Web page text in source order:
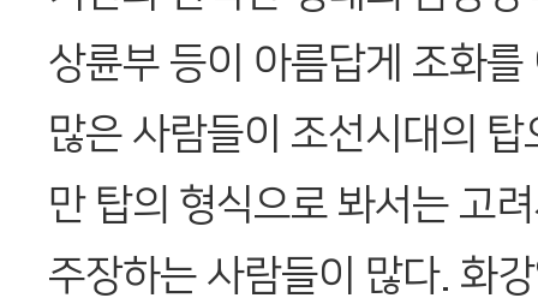
상륜부 등이 아름답게 조화를
많은 사람들이 조선시대의
만 탑의 형식으로 봐서는 고
주장하는 사람들이 많다. 화